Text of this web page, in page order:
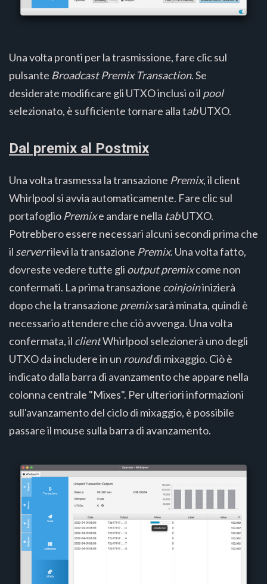
Una volta pronti per la trasmissione, fare clic sul
pulsante Broadcast Premix Transaction. Se
desiderate modificare gli UTXO inclusi o il pool
selezionato, è sufficiente tornare alla tabUTXO.
Dal premix al Postmix
Una volta trasmessa la transazione Premix, il client
Whirlpool si avvia automaticamente. Fare clic sul
portafoglio Premixe andare nella tabUTXO.
Potrebbero essere necessari alcuni secondi prima che
il serverrilevi la transazione Premix. Una volta fatto,
dovreste vedere tutte gli output premixcome non
confermati. La prima transazione coinjoininizierà
dopo che la transazione premixsarà minata, quindi è
necessario attendere che ciò avvenga. Una volta
confermata, il clientWhirlpool selezionerà uno degli
UTXO da includere in un rounddi mixaggio. Ciò è
indicato dalla barra di avanzamento che appare nella
colonna centrale "Mixes". Per ulteriori informazioni
sull'avanzamento del ciclo di mixaggio, è possibile
passare il mouse sulla barra di avanzamento.